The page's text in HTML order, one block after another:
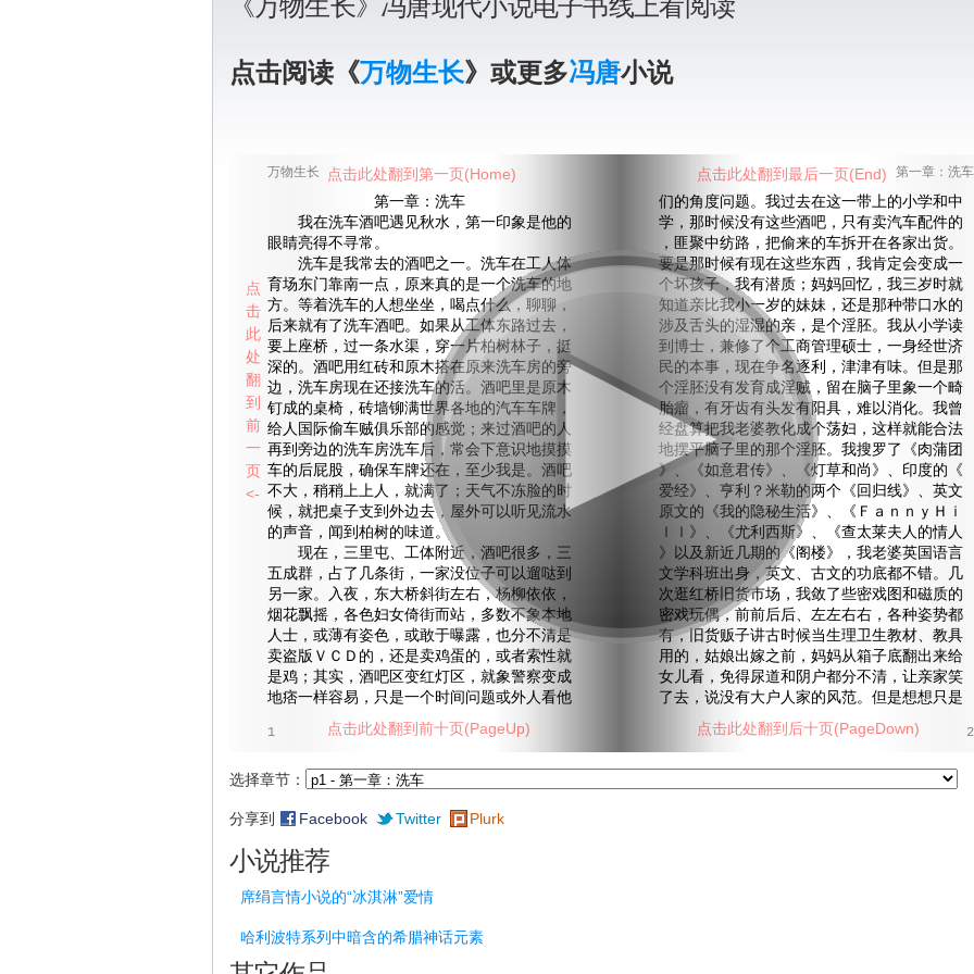
《万物生长》冯唐现代小说电子书线上看阅读
点击阅读《万物生长》或更多冯唐小说
万物生长 第一章：洗车
第一章：洗车
我在洗车酒吧遇见秋水，第一印象是他的
眼睛亮得不寻常。
洗车是我常去的酒吧之一。洗车在工人体
育场东门靠南一点，原来真的是一个洗车的地
方。等着洗车的人想坐坐，喝点什么，聊聊，
后来就有了洗车酒吧。如果从工体东路过去，
要上座桥，过一条水渠，穿一片柏树林子，挺
深的。酒吧用红砖和原木搭在原来洗车房的旁
边，洗车房现在还接洗车的活。酒吧里是原木
钉成的桌椅，砖墙铆满世界各地的汽车车牌，
给人国际偷车贼俱乐部的感觉；来过酒吧的人
再到旁边的洗车房洗车后，常会下意识地摸摸
车的后屁股，确保车牌还在，至少我是。酒吧
不大，稍稍上上人，就满了；天气不冻脸的时
候，就把桌子支到外边去，屋外可以听见流水
的声音，闻到柏树的味道。
现在，三里屯、工体附近，酒吧很多，三
五成群，占了几条街，一家没位子可以遛哒到
另一家。入夜，东大桥斜街左右，杨柳依依，
烟花飘摇，各色妇女倚街而站，多数不象本地
人士，或薄有姿色，或敢于曝露，也分不清是
卖盗版ＶＣＤ的，还是卖鸡蛋的，或者索性就
是鸡；其实，酒吧区变红灯区，就象警察变成
地痞一样容易，只是一个时间问题或外人看他
们的角度问题。我过去在这一带上的小学和中
学，那时候没有这些酒吧，只有卖汽车配件的
，匪聚中纺路，把偷来的车拆开在各家出货。
要是那时候有现在这些东西，我肯定会变成一
个坏孩子，我有潜质；妈妈回忆，我三岁时就
知道亲比我小一岁的妹妹，还是那种带口水的
涉及舌头的湿湿的亲，是个淫胚。我从小学读
到博士，兼修了个工商管理硕士，一身经世济
民的本事，现在争名逐利，津津有味。但是那
个淫胚没有发育成淫贼，留在脑子里象一个畸
胎瘤，有牙齿有头发有阳具，难以消化。我曾
经盘算把我老婆教化成个荡妇，这样就能合法
地摆平脑子里的那个淫胚。我搜罗了《肉蒲团
》、《如意君传》、《灯草和尚》、印度的《
爱经》、亨利？米勒的两个《回归线》、英文
原文的《我的隐秘生活》、《ＦａｎｎｙＨｉ
ｌｌ》、《尤利西斯》、《查太莱夫人的情人
》以及新近几期的《阁楼》，我老婆英国语言
文学科班出身，英文、古文的功底都不错。几
次逛红桥旧货市场，我敛了些密戏图和磁质的
密戏玩偶，前前后后、左左右右，各种姿势都
有，旧货贩子讲古时候当生理卫生教材、教具
用的，姑娘出嫁之前，妈妈从箱子底翻出来给
女儿看，免得尿道和阴户都分不清，让亲家笑
了去，说没有大户人家的风范。但是想想只是
1 2
选择章节：
分享到 Facebook Twitter Plurk
点击此处翻到第一页(Home) 点击此处翻到最后一页(End)
点击此处翻到前十页(PageUp) 点击此处翻到后十页(PageDown)
点
击
此
处
翻
到
前
一
页
<-
小说推荐
席绢言情小说的“冰淇淋”爱情
哈利波特系列中暗含的希腊神话元素